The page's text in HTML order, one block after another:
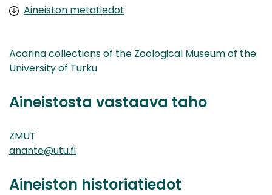
Aineiston metatiedot
Acarina collections of the Zoological Museum of the
University of Turku
Aineistosta vastaava taho
ZMUT
anante@utu.fi
Aineiston historiatiedot